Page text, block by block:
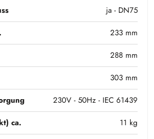
ja - DN75
233 mm
288 mm
303 mm
230V - 50Hz - IEC 61439
ca.
11 kg